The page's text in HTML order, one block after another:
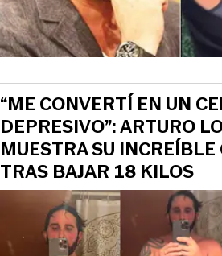
“ME CONVERTÍ EN UN
DEPRESIVO”: ARTURO
MUESTRA SU
TRAS BAJAR 18 KILOS